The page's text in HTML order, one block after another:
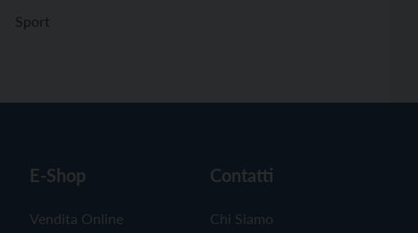
Sport
E-Shop
Vendita Online
Contatti
Chi Siamo